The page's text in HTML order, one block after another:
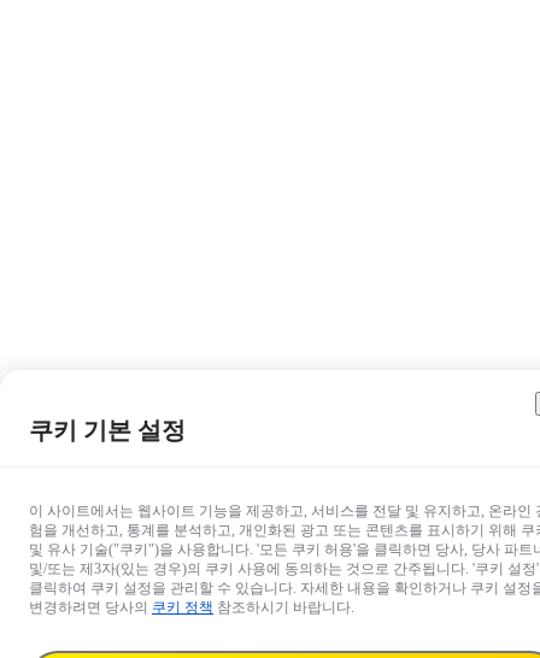
쿠키 기본 설정
이 사이트에서는 웹사이트 기능을 제공하고, 서비스를 전달 및 유지하고, 온라인
험을 개선하고, 통계를 분석하고, 개인화된 광고 또는 콘텐츠를 표시하기 위해 쿠
및 유사 기술("쿠키")을 사용합니다. '모든 쿠키 허용'을 클릭하면 당사, 당사 파트
및/또는 제3자(있는 경우)의 쿠키 사용에 동의하는 것으로 간주됩니다. '쿠키 설정
클릭하여 쿠키 설정을 관리할 수 있습니다. 자세한 내용을 확인하거나 쿠키 설정
변경하려면 당사의 쿠키 정책 참조하시기 바랍니다.